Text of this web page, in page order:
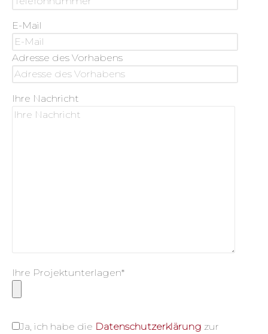
E-Mail
Adresse des Vorhabens
Ihre Nachricht
Ihre Projektunterlagen*
Ja, ich habe die Datenschutzerklärung zur